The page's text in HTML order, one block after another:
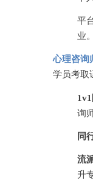
平
业。
心理咨询
学员考取
询
同
流
升